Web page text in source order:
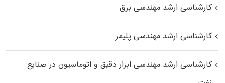
کارشناسی ارشد مهندسی برق
کارشناسی ارشد مهندسی پلیمر
کارشناسی ارشد مهندسی ابزار دقیق و اتوماسیون در صنایع